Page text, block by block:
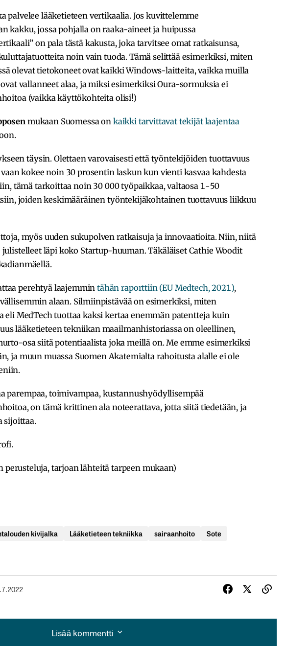
palvelee lääketieteen vertikaalia. Jos kuvittelemme
kakku, jossa pohjalla on raaka-aineet ja huipussa
on pala tästä kakusta, joka tarvitsee omat ratkaisunsa,
noin vain tuoda. Tämä selittää esimerkiksi, miten
olevat tietokoneet ovat kaikki Windows-laitteita, vaikka muilla
vallanneet alaa, ja miksi esimerkiksi Oura-sormuksia ei
(vaikka käyttökohteita olisi!)
mukaan Suomessa on kaikki tarvittavat tekijät laajentaa
täysin. Olettaen varovaisesti että työntekijöiden tuottavuus
kokee noin 30 prosentin laskun kun vienti kasvaa kahdesta
tämä tarkoittaa noin 30 000 työpaikkaa, valtaosa 1-50
joiden keskimääräinen työntekijäkohtainen tuottavuus liikkuu
myös uuden sukupolven ratkaisuja ja innovaatioita. Niin, niitä
läpi koko Startup-huuman. Täkäläiset Cathie Woodit
perehtyä laajemmin tähän raporttiin (EU Medtech, 2021),
alaan. Silmiinpistävää on esimerkiksi, miten
eli MedTech tuottaa kaksi kertaa enemmän patentteja kuin
lääketieteen tekniikan maailmanhistoriassa on oleellinen,
osa siitä potentiaalista joka meillä on. Me emme esimerkiksi
ja muun muassa Suomen Akatemialta rahoitusta alalle ei ole
parempaa, toimivampaa, kustannushyödyllisempää
on tämä krittinen ala noteerattava, jotta siitä tiedetään, ja
sijoittaa.
perusteluja, tarjoan lähteitä tarpeen mukaan)
kivijalka Lääketieteen tekniikka sairaanhoito
Sote
Lisää kommentti
Lisää kommentti